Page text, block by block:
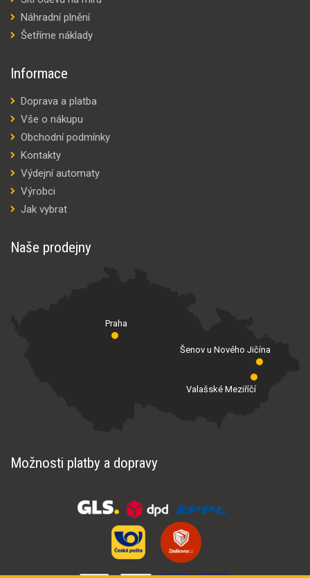
Náhradní plnění
Šetříme náklady
Informace
Doprava a platba
Vše o nákupu
Obchodní podmínky
Kontakty
Výdejní automaty
Výrobci
Jak vybrat
Naše prodejny
Praha
Valašské Meziříčí
Šenov u Nového Jičína
Možnosti platby a dopravy